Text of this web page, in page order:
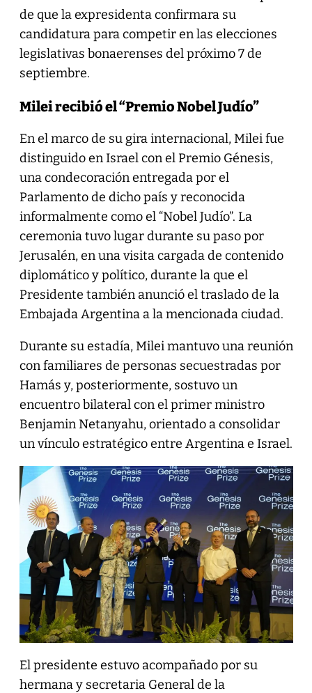
de que la expresidenta confirmara su
candidatura para competir en las elecciones
legislativas bonaerenses del próximo 7 de
septiembre.
Milei recibió el “Premio Nobel Judío”
En el marco de su gira internacional, Milei fue
distinguido en Israel con el Premio Génesis,
una condecoración entregada por el
Parlamento de dicho país y reconocida
informalmente como el “Nobel Judío”. La
ceremonia tuvo lugar durante su paso por
Jerusalén, en una visita cargada de contenido
diplomático y político, durante la que el
Presidente también anunció el traslado de la
Embajada Argentina a la mencionada ciudad.
Durante su estadía, Milei mantuvo una reunión
con familiares de personas secuestradas por
Hamás y, posteriormente, sostuvo un
encuentro bilateral con el primer ministro
Benjamin Netanyahu, orientado a consolidar
un vínculo estratégico entre Argentina e Israel.
El presidente estuvo acompañado por su
hermana y secretaria General de la